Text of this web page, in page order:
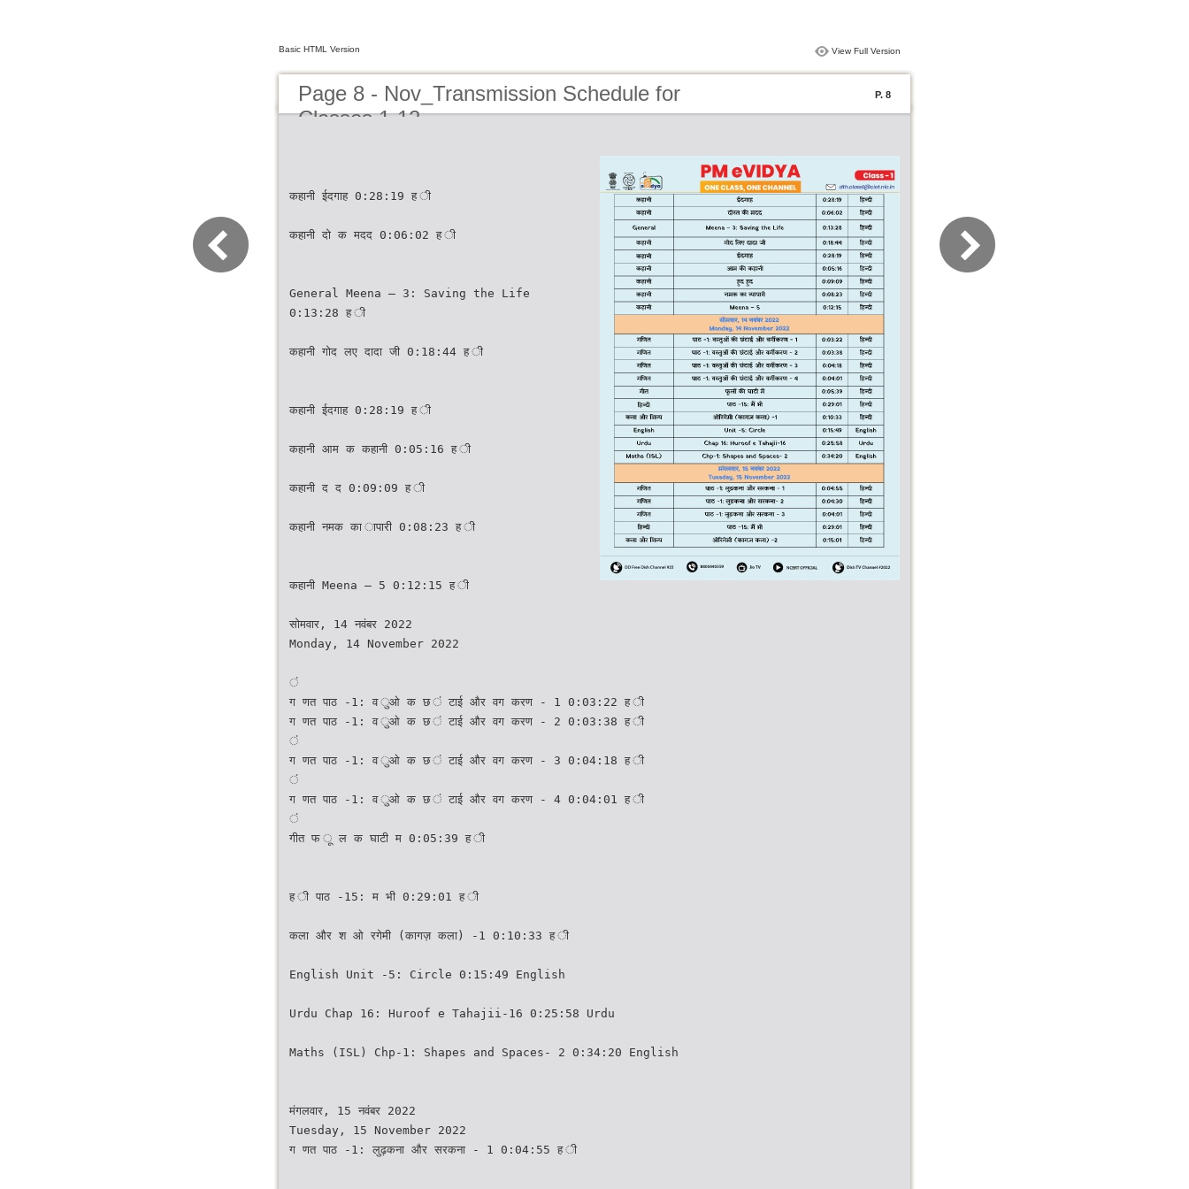
Basic HTML Version View Full Version
Page 8 - Nov_Transmission Schedule for
Classes 1-12
P. 8
कहानी ईदगाह 0:28:19 ह ी
कहानी दो क मदद 0:06:02 ह ी
General Meena – 3: Saving the Life
0:13:28 ह ी
कहानी गोद लए दादा जी 0:18:44 ह ी
कहानी ईदगाह 0:28:19 ह ी
कहानी आम क कहानी 0:05:16 ह ी
कहानी द द 0:09:09 ह ी
कहानी नमक का ापारी 0:08:23 ह ी
कहानी Meena – 5 0:12:15 ह ी
सोमवार, 14 नवंबर 2022
Monday, 14 November 2022
ं
ग णत पाठ -1: व ुओ क छ ं टाई और वग करण - 1 0:03:22 ह ी
ग णत पाठ -1: व ुओ क छ ं टाई और वग करण - 2 0:03:38 ह ी
ं
ग णत पाठ -1: व ुओ क छ ं टाई और वग करण - 3 0:04:18 ह ी
ं
ग णत पाठ -1: व ुओ क छ ं टाई और वग करण - 4 0:04:01 ह ी
ं
गीत फ ू ल क घाटी म 0:05:39 ह ी
ह ी पाठ -15: म भी 0:29:01 ह ी
कला और श ओ रगेमी (कागज़ कला) -1 0:10:33 ह ी
English Unit -5: Circle 0:15:49 English
Urdu Chap 16: Huroof e Tahajii-16 0:25:58 Urdu
Maths (ISL) Chp-1: Shapes and Spaces- 2 0:34:20 English
मंगलवार, 15 नवंबर 2022
Tuesday, 15 November 2022
ग णत पाठ -1: लुढ़कना और सरकना - 1 0:04:55 ह ी